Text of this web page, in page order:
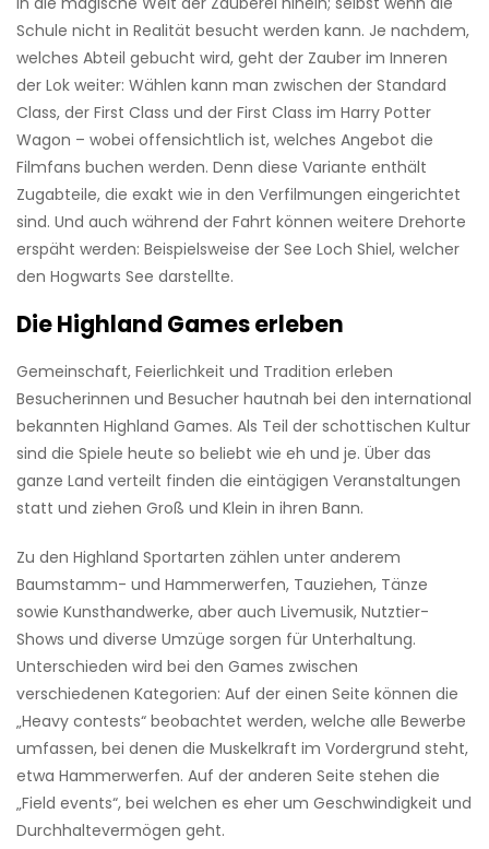
Schule nicht in Realität besucht werden kann. Je nachdem,
welches Abteil gebucht wird, geht der Zauber im Inneren
der Lok weiter: Wählen kann man zwischen der Standard
Class, der First Class und der First Class im Harry Potter
Wagon – wobei offensichtlich ist, welches Angebot die
Filmfans buchen werden. Denn diese Variante enthält
Zugabteile, die exakt wie in den Verfilmungen eingerichtet
sind. Und auch während der Fahrt können weitere Drehorte
erspäht werden: Beispielsweise der See Loch Shiel, welcher
den Hogwarts See darstellte.
Die Highland Games erleben
Gemeinschaft, Feierlichkeit und Tradition erleben
Besucherinnen und Besucher hautnah bei den international
bekannten Highland Games. Als Teil der schottischen Kultur
sind die Spiele heute so beliebt wie eh und je. Über das
ganze Land verteilt finden die eintägigen Veranstaltungen
statt und ziehen Groß und Klein in ihren Bann.
Zu den Highland Sportarten zählen unter anderem
Baumstamm- und Hammerwerfen, Tauziehen, Tänze
sowie Kunsthandwerke, aber auch Livemusik, Nutztier-
Shows und diverse Umzüge sorgen für Unterhaltung.
Unterschieden wird bei den Games zwischen
verschiedenen Kategorien: Auf der einen Seite können die
„Heavy contests“ beobachtet werden, welche alle Bewerbe
umfassen, bei denen die Muskelkraft im Vordergrund steht,
etwa Hammerwerfen. Auf der anderen Seite stehen die
„Field events“, bei welchen es eher um Geschwindigkeit und
Durchhaltevermögen geht.